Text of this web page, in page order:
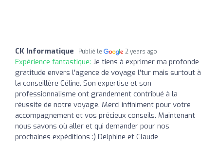
CK Informatique Publié le 2 years ago
Expérience fantastique: Je tiens à exprimer ma profonde
gratitude envers l'agence de voyage l'tur mais surtout à
la conseillère Céline. Son expertise et son
professionnalisme ont grandement contribué à la
réussite de notre voyage. Merci infiniment pour votre
accompagnement et vos précieux conseils. Maintenant
nous savons où aller et qui demander pour nos
prochaines expéditions :) Delphine et Claude